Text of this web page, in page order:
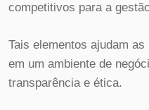
competitivos para a
Tais elementos ajudam
em um ambiente de
transparência e ética.